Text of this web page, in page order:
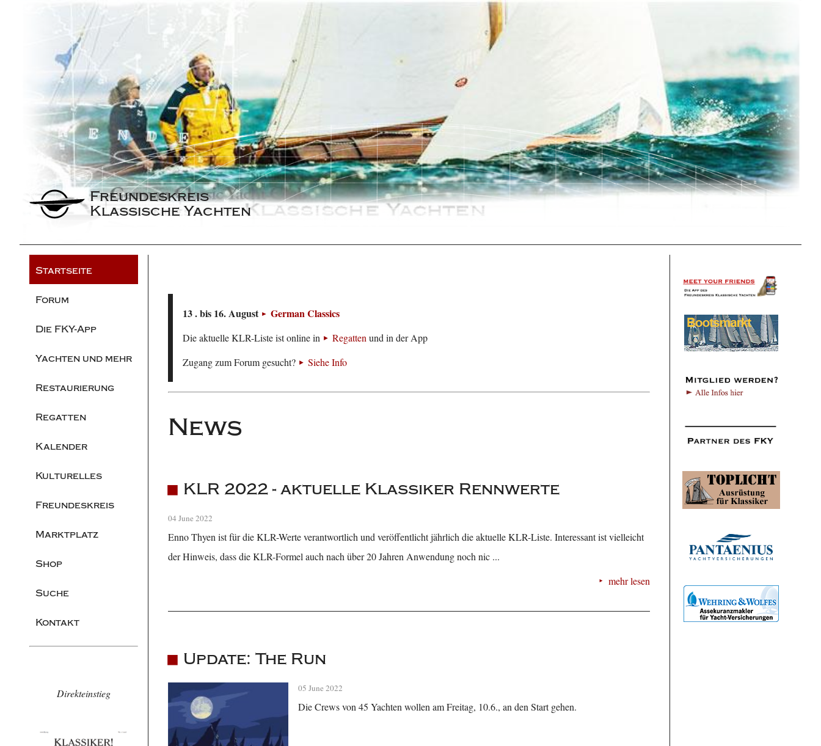
Freundeskreis
Klassische Yachten
Startseite
Forum
Die FKY-App
Yachten und mehr
Restaurierung
Regatten
Kalender
Kulturelles
Freundeskreis
Marktplatz
Shop
Suche
Kontakt
Direkteinstieg
13 . bis 16. August German Classics
Die aktuelle KLR-Liste ist online in Regattenund in der App
Zugang zum Forum gesucht?
Siehe Info
News
KLR 2022 - aktuelle Klassiker Rennwerte
04 June 2022
Enno Thyen ist für die KLR-Werte verantwortlich und veröffentlicht jährlich die aktuelle KLR-Liste. Interessant ist vielleicht
der Hinweis, dass die KLR-Formel auch nach über 20 Jahren Anwendung noch nic ...
mehr lesen
Update: The Run
05 June 2022
Die Crews von 45 Yachten wollen am Freitag, 10.6., an den Start gehen.